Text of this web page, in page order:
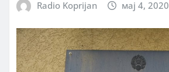
Radio Koprijan мај 4, 2020